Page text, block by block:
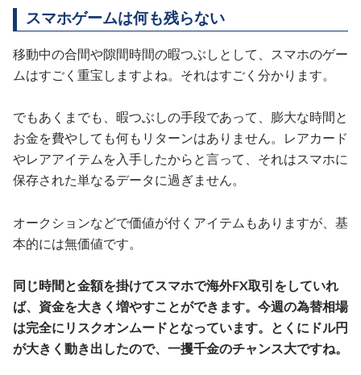
スマホゲームは何も残らない
移動中の合間や隙間時間の暇つぶしとして、スマホのゲー
ムはすごく重宝しますよね。それはすごく分かります。
でもあくまでも、暇つぶしの手段であって、膨大な時間と
お金を費やしても何もリターンはありません。レアカード
やレアアイテムを入手したからと言って、それはスマホに
保存された単なるデータに過ぎません。
オークションなどで価値が付くアイテムもありますが、基
本的には無価値です。
同じ時間と金額を掛けてスマホで海外FX取引をしていれ
ば、資金を大きく増やすことができます。今週の為替相場
は完全にリスクオンムードとなっています。とくにドル円
が大きく動き出したので、一攫千金のチャンス大ですね。